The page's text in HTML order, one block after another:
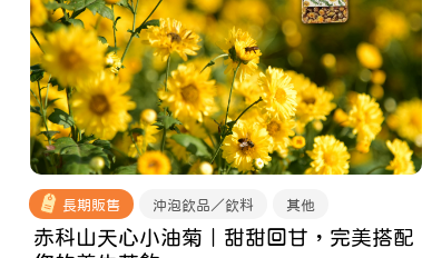
長期販售 沖泡飲品／飲料 其他
赤科山天心小油菊｜甜甜回甘，完美搭配